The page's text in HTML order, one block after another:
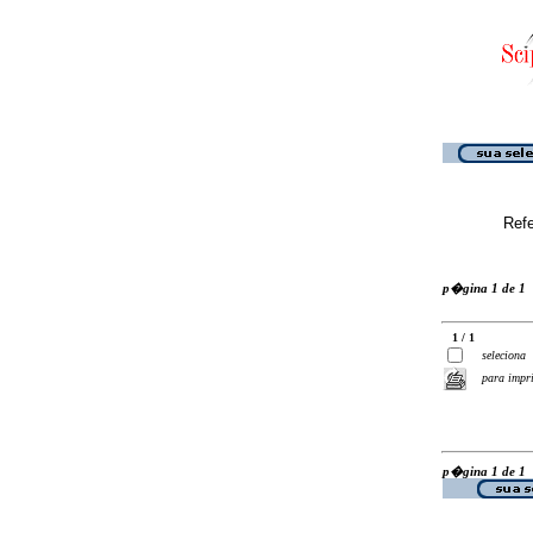
p�gina 1 de 1
1 / 1
seleciona
para
p�gina 1 de 1